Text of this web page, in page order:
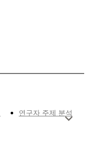
연구자 주제 분석